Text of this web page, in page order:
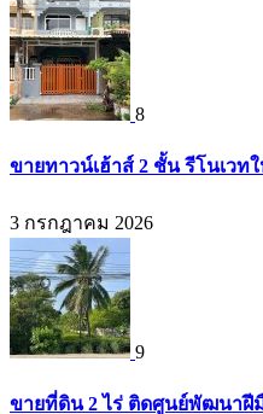
8
ขายทาวน์เฮ้าส์ 2 ชั้น รีโนเวท
3 กรกฎาคม 2026
9
ขายที่ดิน 2 ไร่ ติดศูนย์พัฒนาฝีมื